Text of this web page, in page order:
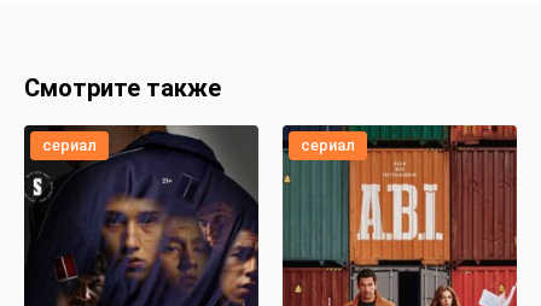
Смотрите также
сериал сериал